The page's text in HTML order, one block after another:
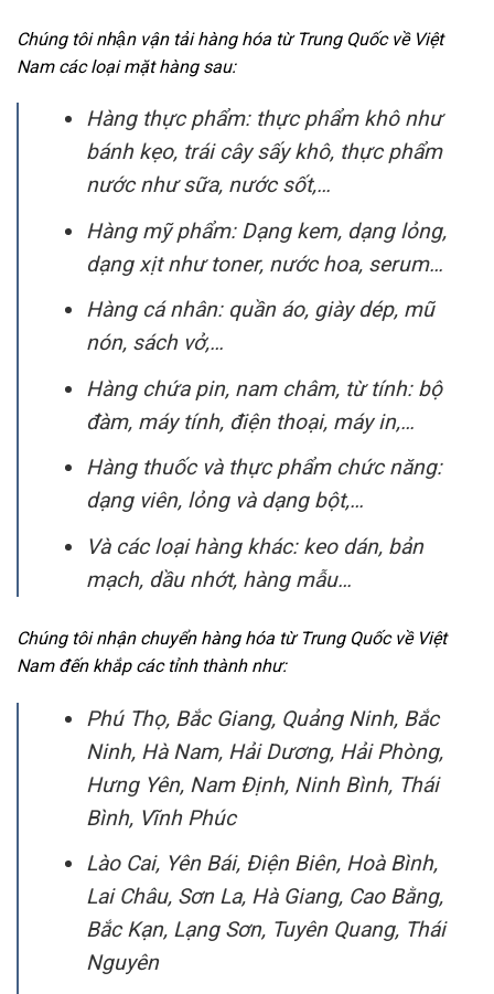
Chúng tôi nhận vận tải hàng hóa từ Trung Quốc về Việt
Nam các loại mặt hàng sau:
Hàng thực phẩm: thực phẩm khô như
bánh kẹo, trái cây sấy khô, thực phẩm
nước như sữa, nước sốt,…
Hàng mỹ phẩm: Dạng kem, dạng lỏng,
dạng xịt như toner, nước hoa, serum…
Hàng cá nhân: quần áo, giày dép, mũ
nón, sách vở,…
Hàng chứa pin, nam châm, từ tính: bộ
đàm, máy tính, điện thoại, máy in,…
Hàng thuốc và thực phẩm chức năng:
dạng viên, lỏng và dạng bột,…
Và các loại hàng khác: keo dán, bản
mạch, dầu nhớt, hàng mẫu…
Chúng tôi nhận chuyển hàng hóa từ Trung Quốc về Việt
Nam đến khắp các tỉnh thành như:
Phú Thọ, Bắc Giang, Quảng Ninh, Bắc
Ninh, Hà Nam, Hải Dương, Hải Phòng,
Hưng Yên, Nam Định, Ninh Bình, Thái
Bình, Vĩnh Phúc
Lào Cai, Yên Bái, Điện Biên, Hoà Bình,
Lai Châu, Sơn La, Hà Giang, Cao Bằng,
Bắc Kạn, Lạng Sơn, Tuyên Quang, Thái
Nguyên